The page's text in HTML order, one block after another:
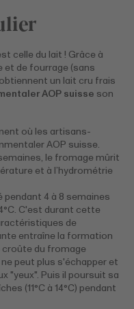
celle du lait ! Grâce à
et de fourrage (sans
un lait cru frais
AOP suisse son
où les artisans-
AOP suisse.
le fromage mûrit
et à l’hydrométrie
pendant 4 à 8 semaines
C'est durant cette
de
entraîne la formation
croûte du fromage
peut plus s'échapper et
"yeux". Puis il poursuit sa
(11°C à 14°C) pendant